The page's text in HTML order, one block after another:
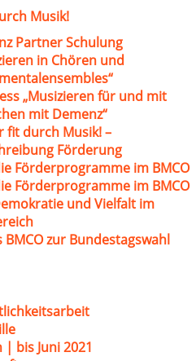
Musik!
Partner Schulung
in Chören und
„Musizieren für und mit
mit Demenz“
fit durch Musik! –
Förderung
Förderprogramme im BMCO
Förderprogramme im BMCO
und Vielfalt im
zur Bundestagswahl
bis Juni 2021